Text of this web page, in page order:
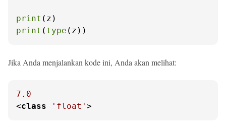
print
print ( type (z))
Jika Anda menjalankan kode ini, Anda akan melihat:
7.0
<class 'float' >